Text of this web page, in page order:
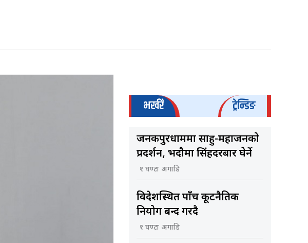
भर्खरै ट्रेन्डिङ
जनकपुरधाममा साहु-महाजनको
प्रदर्शन, भदौमा सिंहदरबार घेर्ने
१ घण्टा अगाडि
विदेशस्थित पाँच कूटनैतिक
नियोग बन्द गरिँदै
१ घण्टा अगाडि